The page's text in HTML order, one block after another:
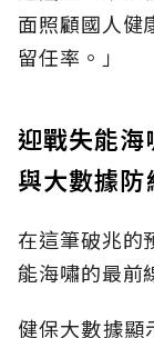
面照顧國人健
留任率。」
迎戰失能海
與大數據防
在這筆破兆的
能海嘯的最前
健保大數據顯